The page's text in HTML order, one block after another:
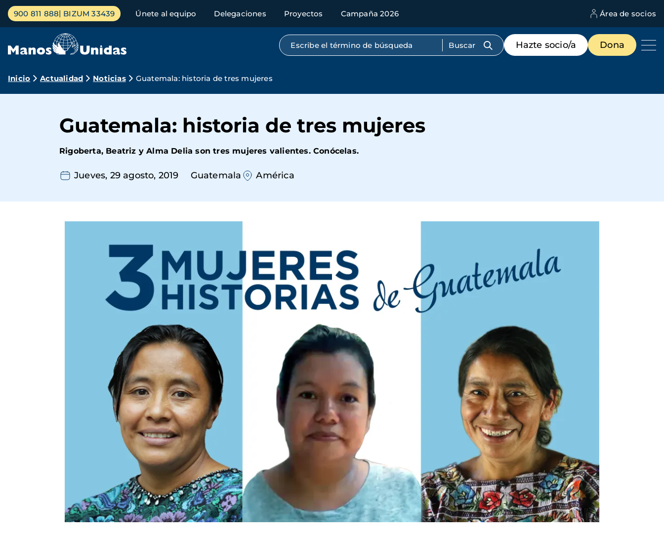
Pasar
contenido
Menú
principal
900 811 888 BIZUM 33439 Únete al equipo Delegaciones Proyectos Campaña 2026 Área de socios
Búsqueda por texto completo
Menú
de
destacados
Hazte socio/a Dona
Ruta
navegación
Inicio Actualidad Noticias Guatemala: historia de tres mujeres
Guatemala: historia de tres mujeres
Rigoberta, Beatriz y Alma Delia son tres mujeres valientes. Conócelas.
Jueves, 29 agosto, 2019 Guatemala América